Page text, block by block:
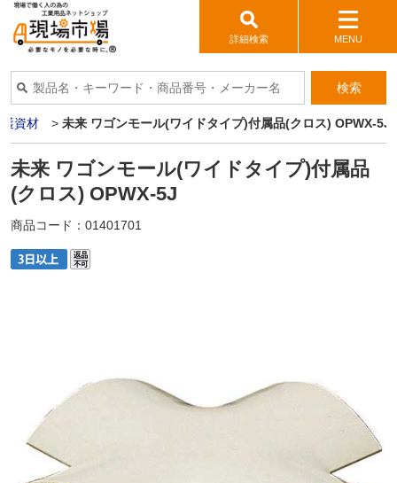
詳細検索 MENU
検索
資材 > 未来 ワゴンモール(ワイドタイプ)付属品(クロス) OPWX-5J
未来 ワゴンモール(ワイドタイプ)付属品
(クロス) OPWX-5J
商品コード： 01401701